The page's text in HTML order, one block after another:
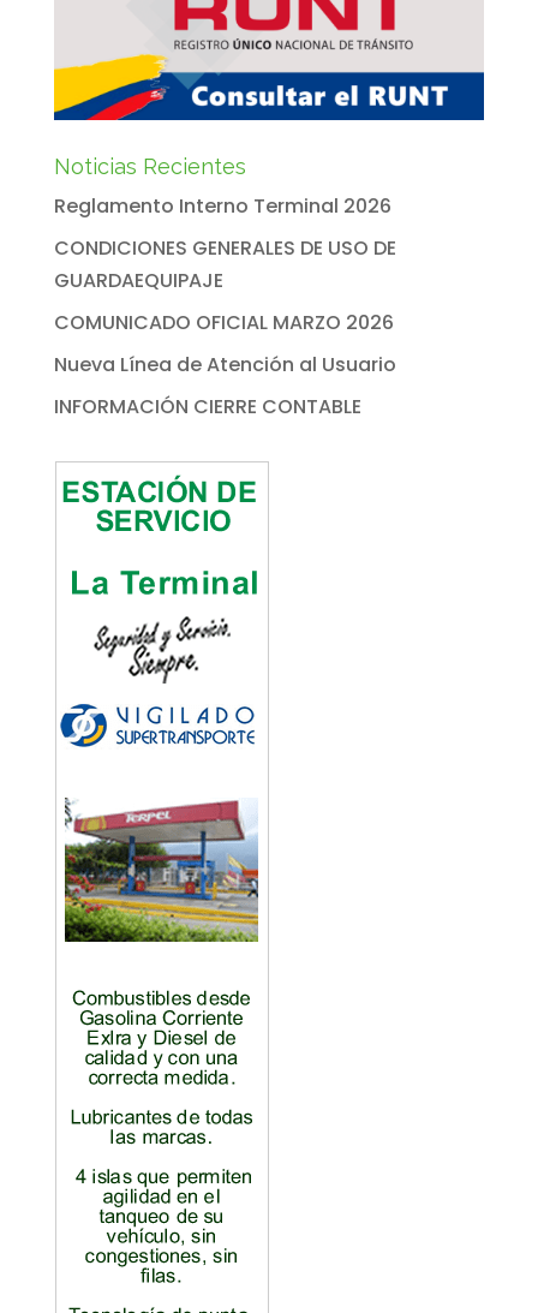
Noticias Recientes
Reglamento Interno Terminal 2026
CONDICIONES GENERALES DE USO DE
GUARDAEQUIPAJE
COMUNICADO OFICIAL MARZO 2026
Nueva Línea de Atención al Usuario
INFORMACIÓN CIERRE CONTABLE